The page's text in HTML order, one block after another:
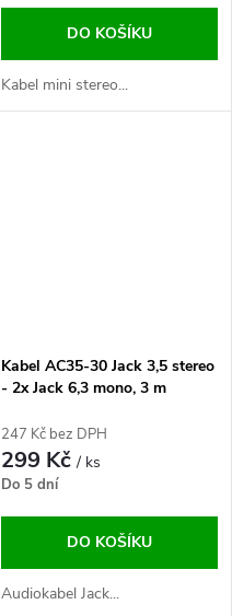
DO KOŠÍKU
Kabel mini stereo...
Kabel AC35-30 Jack 3,5 stereo
- 2x Jack 6,3 mono, 3 m
247 Kč bez DPH
299 Kč/ ks
Do 5 dní
DO KOŠÍKU
Audiokabel Jack...